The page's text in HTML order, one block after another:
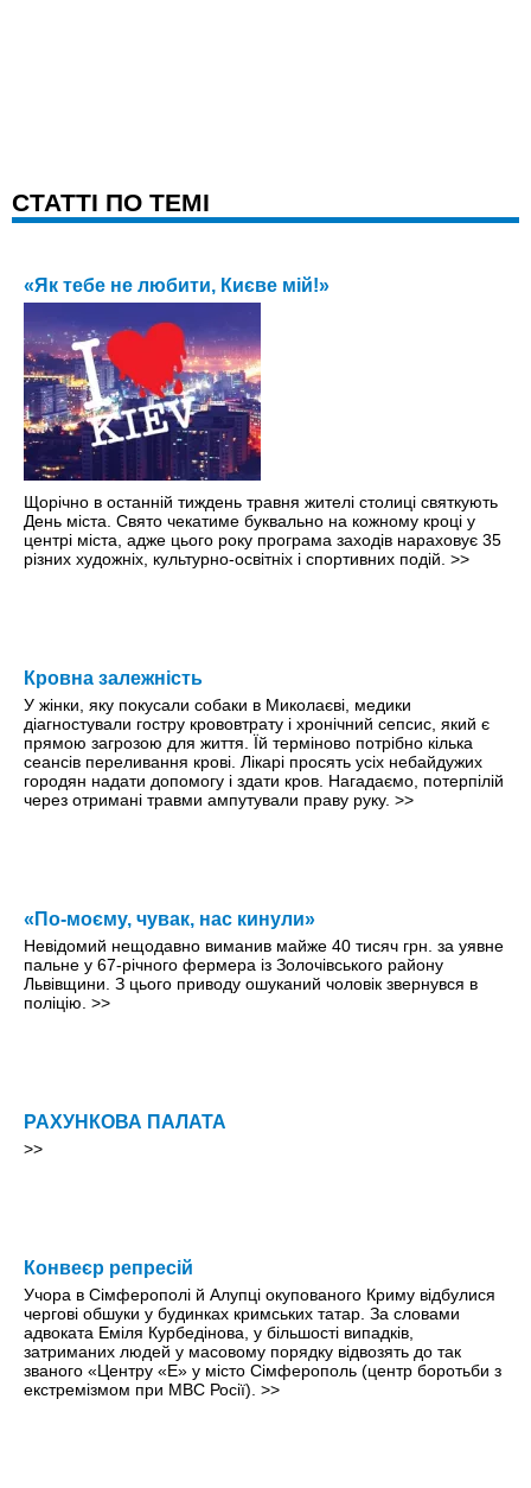
CТАТТІ ПО ТЕМІ
«Як тебе не любити, Києве мій!»
Щорічно в останній тиждень травня жителі столиці святкують
День міста. Свято чекатиме буквально на кожному кроці y
центрі міста, адже цього року програма заходів нараховує 35
різних художніх, культурно-освітніх і спортивних подій. >>
Кровна залежність
У жінки, яку покусали собаки в Миколаєві, медики
діагностували гостру крововтрату і хронічний сепсис, який є
прямою загрозою для життя. Їй терміново потрібно кілька
сеансів переливання крові. Лікарі просять усіх небайдужих
городян надати допомогу і здати кров. Нагадаємо, потерпілій
через отримані травми ампутували праву руку. >>
«По-моєму, чувак, нас кинули»
Невідомий нещодавно виманив майже 40 тисяч грн. за уявне
пальне у 67-річного фермера із Золочівського району
Львівщини. З цього приводу ошуканий чоловік звернувся в
поліцію. >>
РАХУНКОВА ПАЛАТА
>>
Конвеєр репресій
Учора в Сімферополі й Алупці окупованого Криму відбулися
чергові обшуки у будинках кримських татар. За словами
адвоката Еміля Курбедінова, у більшості випадків,
затриманих людей у масовому порядку відвозять до так
званого «Центру «Е» у місто Сімферополь (центр боротьби з
екстремізмом при МВС Росії). >>